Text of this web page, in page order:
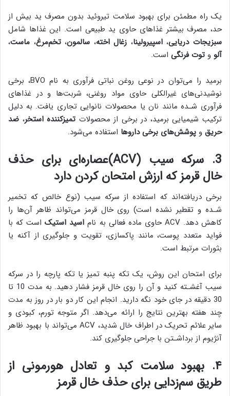
یک راه مطمئن برای بهبود سلامت تیروئید بدون مصرف ید بیش از
حد، مصرف بیشتر غذاهای حاوی ید طبیعی است. این غذاها شامل
سبزیجات دریایی،اسپیرولینا، زغال اخته، سالمون،تخم‌مرغ، ماست،
آلو و توت فرنگی است.
برمید را می‌توان در نوعی روغن نباتی فرآوری به نام BVO، برخی
نوشیدنی‌های غیرالکلی حاوی مواد روغنی، شربت‌ها و در غذاهای
فرآوری شـده مانند نان یا محصولات نانوایی تجاری یافت. به دلیل
ترکیب شیمیایی برمید، در برخی از محصولات تمیزکننده استخر، ضد
حریق و پوشش‌های برخی داروها استفاده می‌شود.
3. سرکه سیب (ACV)عصاره‌ای برای حذف
خال قرمز که ارزش امتحان کردن دارد
برخی دریافته‌اند که استفاده از سرکه سیب (نوع خالص که تخمیر
شـده و تقطیر نشده است) روی خال قرمز می‌تواند ظاهر آن‌ها را
کاهش دهد. ACV حاوی ماده فعالی به نام
اسید استیکاست که با
فواید متعدد پوست، مانند پاکسازی، تقویت و جلوگیری از آکنه یا
بثورات مرتبط است.
برای امتحان این روش، یک تکه پنبه تمیز یا تکه پارچه را در سرکه
سیب آغشـته کنید و آن را روی خال قرمز فشار دهید. به مدت 10 تا
30 دقیقه در جای خود نگه دارید. انجام این کار دو بار در روز به مدت
چند هفته بهترین نتایج را ارائه می‌دهد. اگر متوجه تورم، کبودی و
سایر علائم تحریک در اطراف خال شدید، ACV می‌تواند با بهبود ظاهر
آنژیوم از برداشـتن با جراحی جلوگیری کند.
۴. بهبود سلامت کبد و تعادل هورمونی از
طریق سم‌زدایی برای حذف خال قرمز